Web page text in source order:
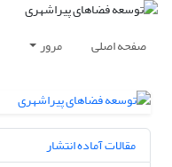
صفحه اصلی مرور
مقالات آماده انتشار